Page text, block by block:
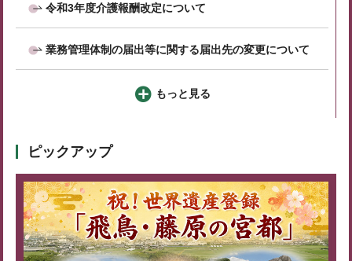
令和3年度介護報酬改定について
業務管理体制の届出等に関する届出先の変更について
もっと見る
ピックアップ